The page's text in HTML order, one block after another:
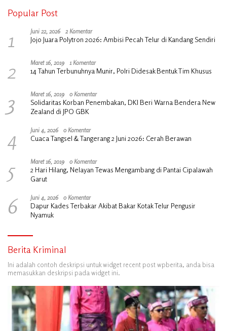
Popular Post
1 Juni 22, 2026 2 Komentar
Jojo Juara Polytron 2026: Ambisi Pecah Telur di Kandang Sendiri
2 Maret 16, 2019 1 Komentar
14 Tahun Terbunuhnya Munir, Polri Didesak Bentuk Tim Khusus
3 Maret 16, 2019 0 Komentar
Solidaritas Korban Penembakan, DKI Beri Warna Bendera New
Zealand di JPO GBK
4 Juni 4, 2026 0 Komentar
Cuaca Tangsel & Tangerang 2 Juni 2026: Cerah Berawan
5 Maret 16, 2019 0 Komentar
2 Hari Hilang, Nelayan Tewas Mengambang di Pantai Cipalawah
Garut
6 Juni 4, 2026 0 Komentar
Dapur Kades Terbakar Akibat Bakar Kotak Telur Pengusir
Nyamuk
Berita Kriminal
Ini adalah contoh deskripsi untuk widget recent post wpberita, anda bisa
memasukkan deskripsi pada widget ini.